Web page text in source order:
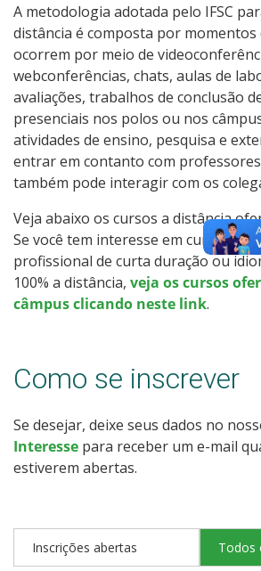
Resultados Vagas Remanescentes
Como posso estudar no IFSC?
Calendário de inscrições
Processos Seletivos
Cotas
Inscrições e acompanhamento
Transferências e Retornos
Vagas em Regime Especial
Provas e Gabaritos
Cadastro de interesse
A metodologia adotada pelo IFSC
distância é composta por momentos
ocorrem por meio de
webconferências, chats, aulas de
avaliações, trabalhos de conclusão
presenciais nos polos ou nos
atividades de ensino, pesquisa e
entrar em contanto com
também pode interagir com os
Veja abaixo os cursos a distância
Se você tem interesse em cursos de
profissional de curta duração ou
100% a distância, veja os cursos
câmpus clicando neste link.
Como se inscrever
Se desejar, deixe seus dados no
Interesse para receber um e-mail
estiverem abertas.
Inscrições abertas Todos